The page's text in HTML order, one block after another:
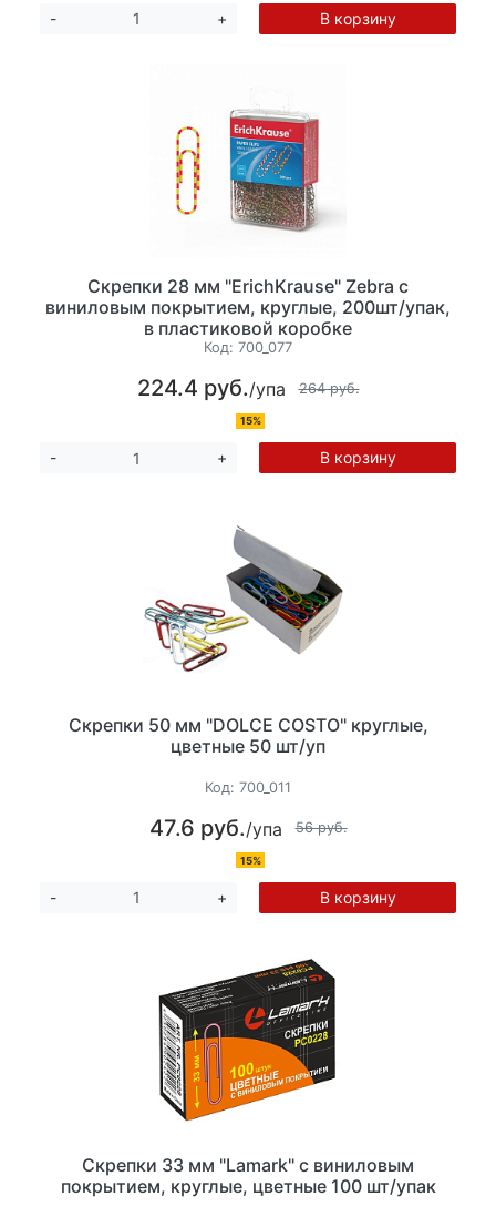
- + В корзину
Скрепки 28 мм "ErichKrause" Zebra с
виниловым покрытием, круглые, 200шт/упак,
в пластиковой коробке
Код: 700_077
224.4 руб./упа 264 руб.
15%
- + В корзину
Скрепки 50 мм "DOLCE COSTO" круглые,
цветные 50 шт/уп
Код: 700_011
47.6 руб./упа 56 руб.
15%
- + В корзину
Скрепки 33 мм "Lamark" с виниловым
покрытием, круглые, цветные 100 шт/упак